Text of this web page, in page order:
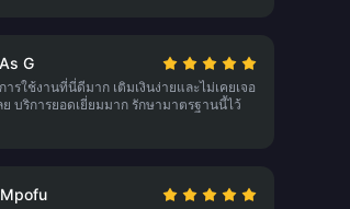
G
รใช้งานที่นี่ดีมาก เติมเงินง่ายและไม่เคยเจอ
บริการยอดเยี่ยมมาก รักษามาตรฐานนี้ไว้